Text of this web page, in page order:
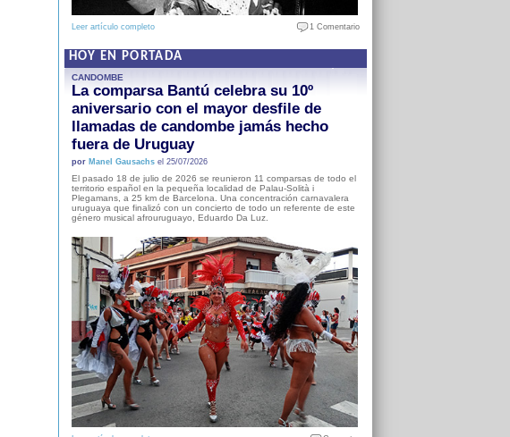
Leer artículo completo 1 Comentario
HOY EN PORTADA
CANDOMBE
La comparsa Bantú celebra su 10º
aniversario con el mayor desfile de
llamadas de candombe jamás hecho
fuera de Uruguay
por Manel Gausachsel 25/07/2026
El pasado 18 de julio de 2026 se reunieron 11 comparsas de todo el
territorio español en la pequeña localidad de Palau-Solità i
Plegamans, a 25 km de Barcelona. Una concentración carnavalera
uruguaya que finalizó con un concierto de todo un referente de este
género musical afrouruguayo, Eduardo Da Luz.